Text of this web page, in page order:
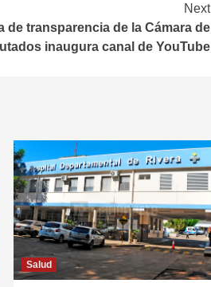
Next
de transparencia de la Cámara de
inaugura canal de YouTube
Salud